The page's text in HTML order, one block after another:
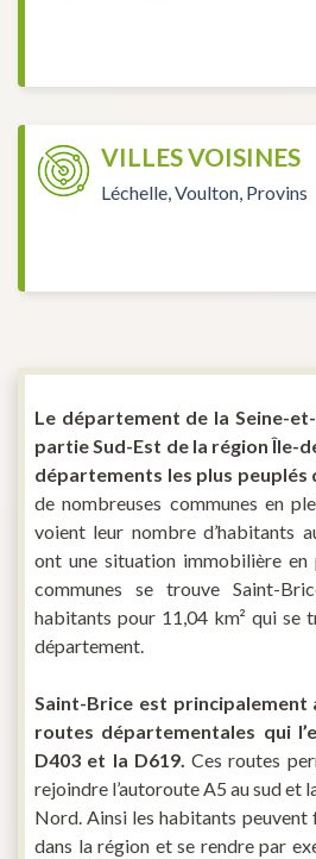
VILLES VOISINES
Léchelle, Voulton, Provins
Le département de la Seine-
partie Sud-Est de la région Île-
départements les plus peuplés
de nombreuses communes en
voient leur nombre d’habitants
ont une situation immobilière en
communes se trouve Saint-
habitants pour 11,04 km² qui se
département.
Saint-Brice est principalement
routes départementales qui
D403 et la D619. Ces routes
rejoindre l’autoroute A5 au sud et
Nord. Ainsi les habitants peuvent
dans la région et se rendre par